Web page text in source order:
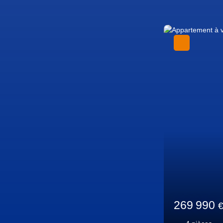
155 000 €